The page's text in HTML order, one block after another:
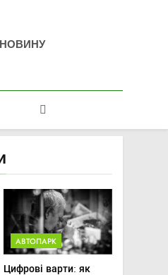
АВТОПАРК
Цифрові варти: як